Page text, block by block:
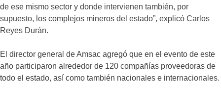
de ese mismo sector y donde intervienen también, por
supuesto, los complejos mineros del estado”, explicó Carlos
Reyes Durán.
El director general de Amsac agregó que en el evento de este
año participaron alrededor de 120 compañías proveedoras de
todo el estado, así como también nacionales e internacionales.